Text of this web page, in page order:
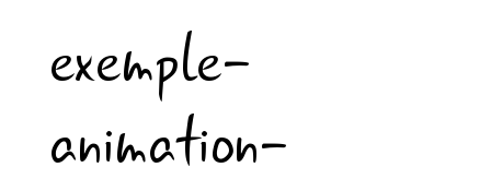
exemple-
animation-